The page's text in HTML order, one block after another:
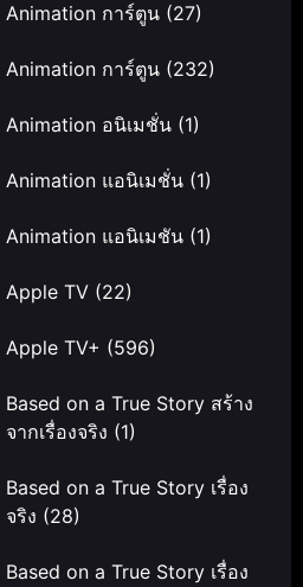
Animation การ์ตูน (27)
Animation การ์ตูน (232)
Animation อนิเมชั่น (1)
Animation แอนิเมชั่น (1)
Animation แอนิเมชัน (1)
Apple TV (22)
Apple TV+ (596)
Based on a True Story สร้าง
จากเรื่องจริง (1)
Based on a True Story เรื่อง
จริง (28)
Based on a True Story เรื่อง